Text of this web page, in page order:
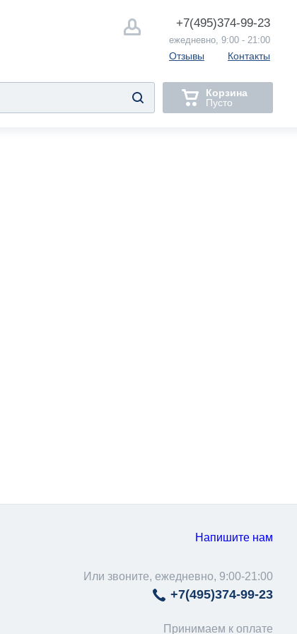
+7(495)374-99-23
ежедневно, 9:00 - 21:00
Отзывы Контакты
Корзина
Пусто
Напишите нам
Или звоните, ежедневно, 9:00-21:00
+7(495)374-99-23
Принимаем к оплате